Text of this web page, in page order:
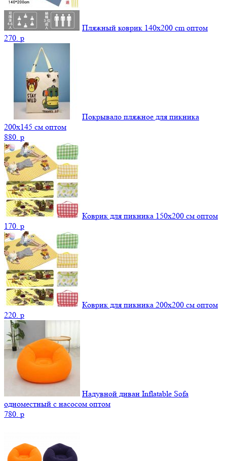
Пляжный коврик 140х200 cm оптом
270. p
Покрывало пляжное для пикника
200х145 см оптом
880. p
Коврик для пикника 150х200 см оптом
170. p
Коврик для пикника 200х200 см оптом
220. p
Надувной диван Inflatable Sofa
одноместный с насосом оптом
780. p